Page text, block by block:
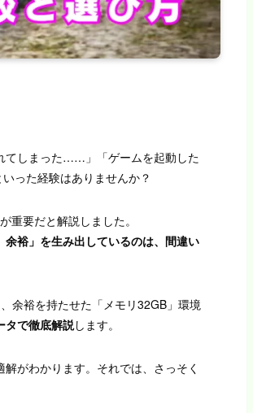
てしまった……」「ゲームを起動した
った経験はありませんか？
重要だと解説しました。
余裕」を生み出しているのは、間違い
余裕を持たせた「メモリ32GB」環境
タで徹底解説します。
がわかります。それでは、さっそく